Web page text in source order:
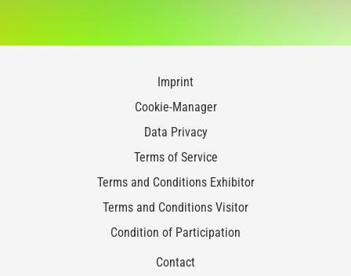
Imprint
Cookie-Manager
Data Privacy
Terms of Service
Terms and Conditions Exhibitor
Terms and Conditions Visitor
Condition of Participation
Contact